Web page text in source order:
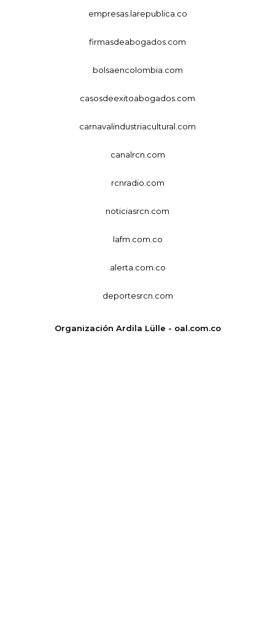
empresas.larepublica.co
firmasdeabogados.com
bolsaencolombia.com
casosdeexitoabogados.com
carnavalindustriacultural.com
canalrcn.com
rcnradio.com
noticiasrcn.com
lafm.com.co
alerta.com.co
deportesrcn.com
Organización Ardila Lülle - oal.com.co